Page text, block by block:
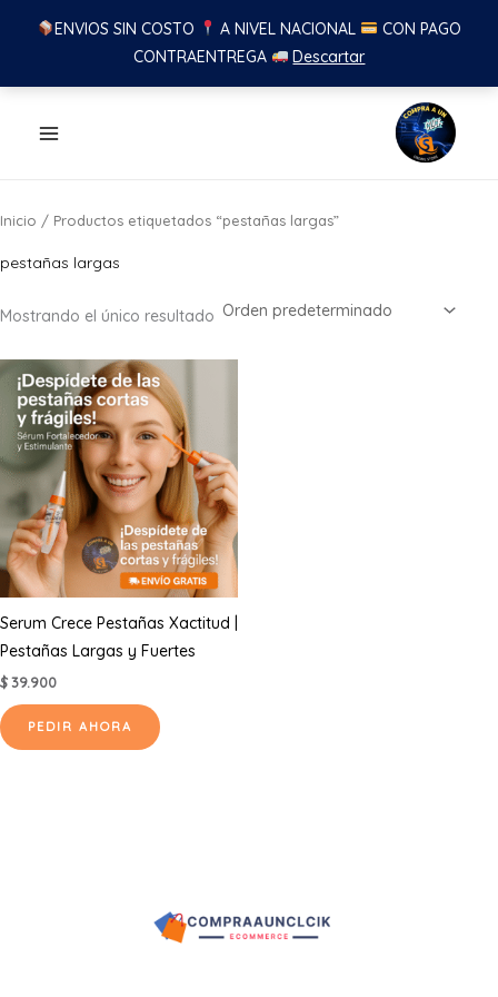
ENVIOS SIN COSTO A NIVEL NACIONAL
CON PAGO
CONTRAENTREGA
Descartar
Inicio / Productos etiquetados “pestañas largas”
pestañas largas
Mostrando el único resultado
Serum Crece Pestañas Xactitud |
Pestañas Largas y Fuertes
$39.900
PEDIR AHORA